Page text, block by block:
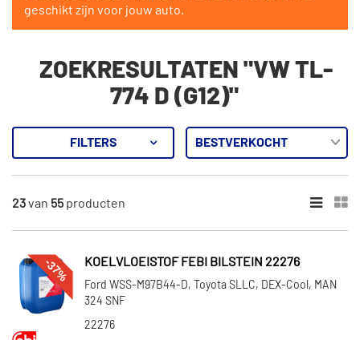
geschikt zijn voor jouw auto.
ZOEKRESULTATEN "VW TL-
774 D (G12)"
FILTERS
55Resultaten
ONDERDEELMERK
Febi Bilstein (8)
Eurol (21)
23van 55 producten
-37% KOELVLOEISTOF FEBI BILSTEIN 22276
Ford WSS-M97B44-D, Toyota SLLC, DEX-Cool, MAN
324 SNF
22276